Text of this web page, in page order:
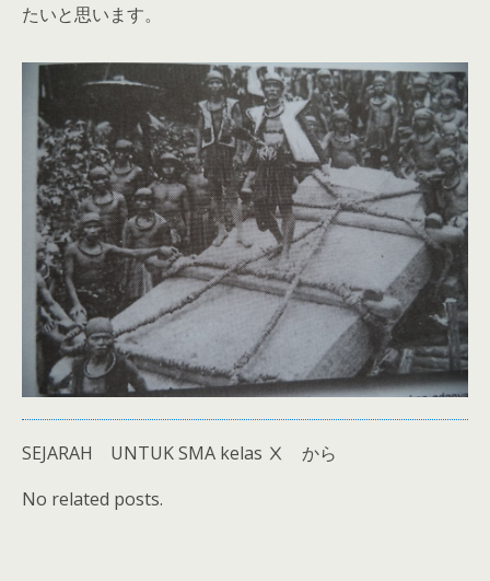
たいと思います。
SEJARAH UNTUK SMA kelas Ⅹ から
No related posts.